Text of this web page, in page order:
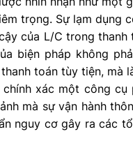
trọng. Sự lạm dụng
của L/C trong thanh
biện pháp không
toán tùy tiện, mà
chính xác một công cụ
mà sự vận hành
nguy cơ gây ra các